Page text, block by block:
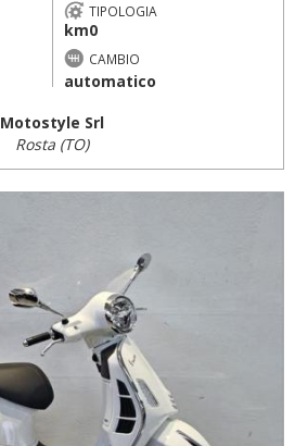
TIPOLOGIA
km0
CAMBIO
automatico
Motostyle Srl
Rosta (TO)